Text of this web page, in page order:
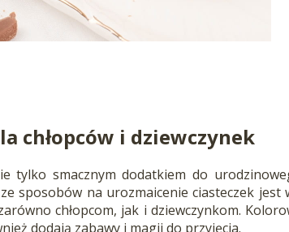
chłopców i dziewczynek
tylko smacznym dodatkiem do
sposobów na urozmaicenie ciasteczek
chłopcom, jak i dziewczynkom.
dodają zabawy i magii do przyjęcia.